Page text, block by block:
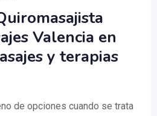
Valencia en
y terapias
de opciones cuando se trata